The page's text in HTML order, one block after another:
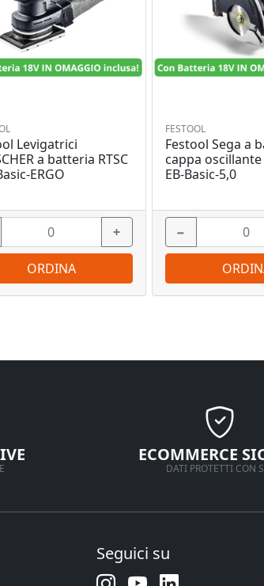
Levigatrici
a batteria RTSC
ERGO
+
ORDINA
FESTOOL
Festool Sega a
cappa oscillante
EB-Basic-5,0
−
ECOMMERCE
DATI PROTETTI CON
Seguici su